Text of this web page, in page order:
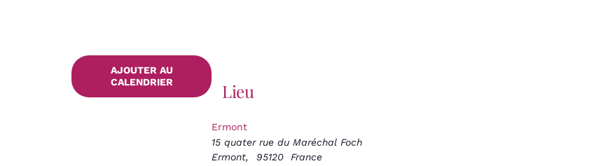
AJOUTER AU
CALENDRIER
Lieu
Ermont
15 quater rue du Maréchal Foch
Ermont, 95120 France